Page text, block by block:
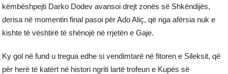
këmbëshpejti Darko Dodev avansoi drejt zonës së Shkëndijës,
derisa në momentin final pasoi për Ado Aliç, që nga afërsia nuk e
kishte të vështirë të shënojë në rrjetën e Gaje.
Ky gol në fund u tregua edhe si vendimtarë në fitoren e Sileksit, që
për herë të katërt në histori ngriti lartë trofeun e Kupës së